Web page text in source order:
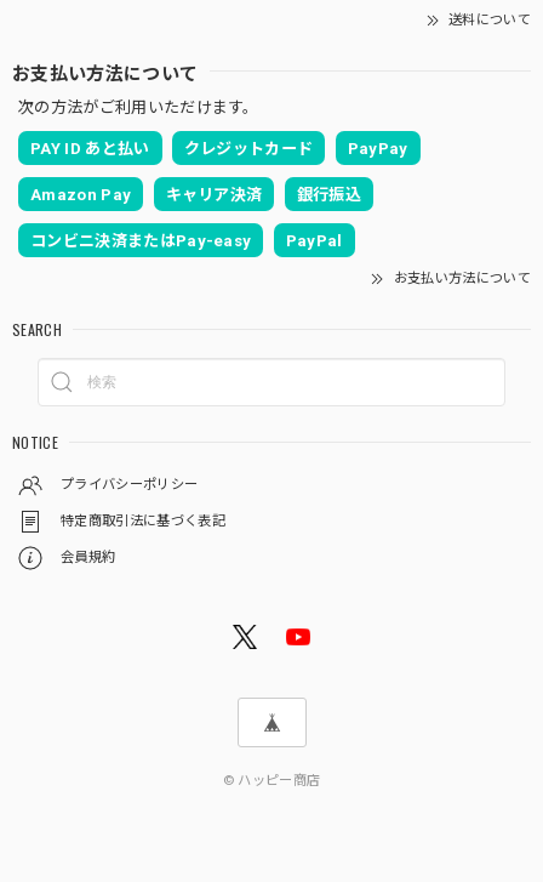
送料について
お支払い方法について
次の方法がご利用いただけます。
PAY ID あと払い クレジットカード PayPay
Amazon Pay キャリア決済 銀行振込
コンビニ決済またはPay-easy PayPal
お支払い方法について
SEARCH
NOTICE
プライバシーポリシー
特定商取引法に基づく表記
会員規約
© ハッピー商店